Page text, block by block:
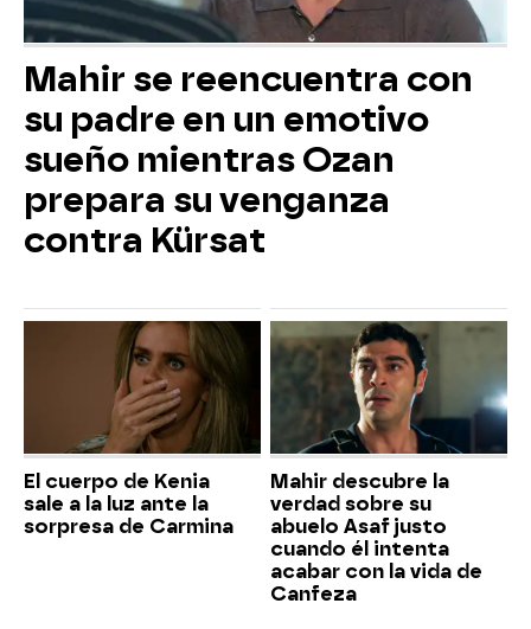
Mahir se reencuentra con
su padre en un emotivo
sueño mientras Ozan
prepara su venganza
contra Kürsat
El cuerpo de Kenia
sale a la luz ante la
sorpresa de Carmina
Mahir descubre la
verdad sobre su
abuelo Asaf justo
cuando él intenta
acabar con la vida de
Canfeza